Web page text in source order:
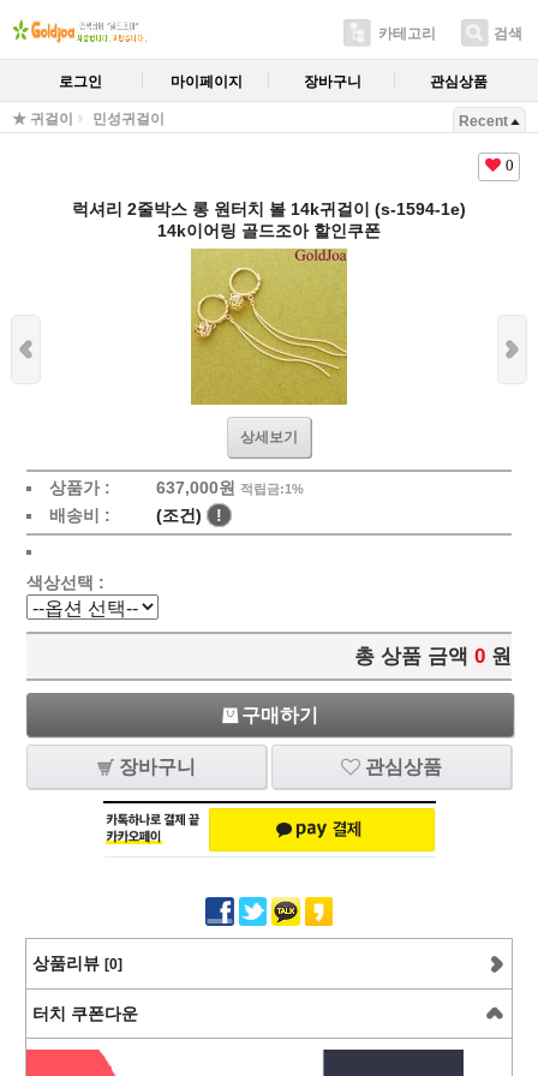
카테고리 검색
로그인 마이페이지 장바구니 관심상품
★ 귀걸이 민성귀걸이 Recent
0
럭셔리 2줄박스 롱 원터치 볼 14k귀걸이 (s-1594-1e)
14k이어링 골드조아 할인쿠폰
상세보기
상품가 : 637,000원 적립금:1%
배송비 : (조건) !
색상선택 :
총 상품 금액 0 원
구매하기
장바구니 관심상품
상품리뷰 [0]
터치 쿠폰다운